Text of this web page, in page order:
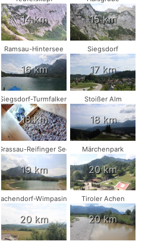
14 km 15 km
Ramsau-Hintersee
16 km
Siegsdorf
17 km
Siegsdorf-Turmfalken
18 km
Stoißer Alm
18 km
Grassau-Reifinger See
19 km
Märchenpark
20 km
Vachendorf-Wimpasing
20 km
Tiroler Achen
20 km